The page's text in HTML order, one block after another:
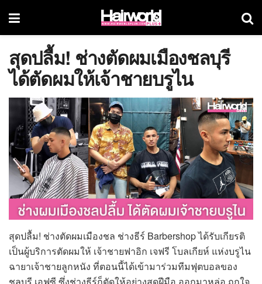
สุดปลื้ม! ช่างตัดผมเมืองชลบุรี
ได้ตัดผมให้เจ้าชายบรูไน
สุดปลื้ม! ช่างตัดผมเมืองชล ช่างธีร์ Barbershop ได้รับเกียรติ
เป็นผู้บริการตัดผมให้ เจ้าชายฟาอิก เจฟรี โบลเกียห์ แห่งบรูไน
ฉายาเจ้าชายลูกหนัง ที่ตอนนี้ได้เข้ามาร่วมทีมฟุตบอลของ